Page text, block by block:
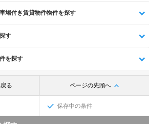
場付き賃貸物件物件を探す
す
を探す
る ページの先頭へ
保存中の条件